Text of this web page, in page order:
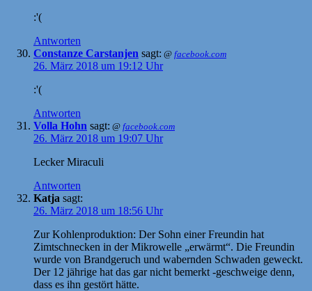
:'(
Antworten
Constanze Carstanjen sagt: @ facebook.com
26. März 2018 um 19:12 Uhr
:'(
Antworten
Volla Hohn sagt: @ facebook.com
26. März 2018 um 19:07 Uhr
Lecker Miraculi
Antworten
Katja sagt:
26. März 2018 um 18:56 Uhr
Zur Kohlenproduktion: Der Sohn einer Freundin hat
Zimtschnecken in der Mikrowelle „erwärmt“. Die Freundin
wurde von Brandgeruch und wabernden Schwaden geweckt.
Der 12 jährige hat das gar nicht bemerkt -geschweige denn,
dass es ihn gestört hätte.